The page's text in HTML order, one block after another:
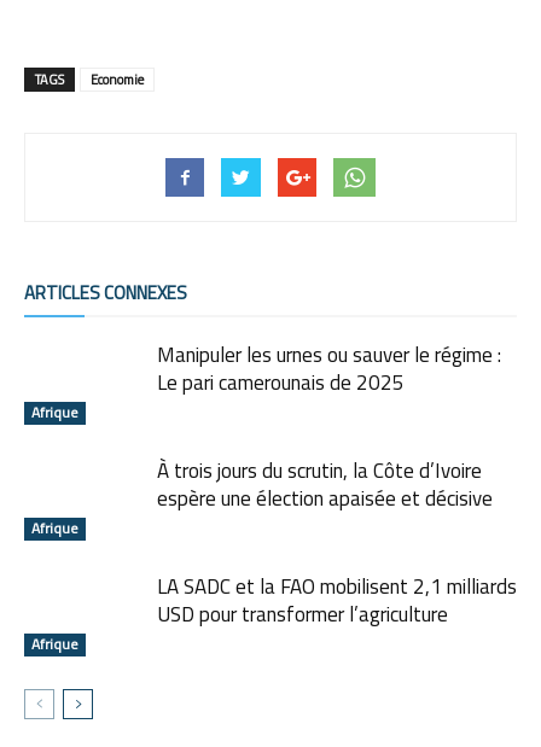
TAGS Economie
ARTICLES CONNEXES
Afrique
Manipuler les urnes ou sauver le régime :
Le pari camerounais de 2025
Afrique
À trois jours du scrutin, la Côte d’Ivoire
espère une élection apaisée et décisive
Afrique
LA SADC et la FAO mobilisent 2,1 milliards
USD pour transformer l’agriculture